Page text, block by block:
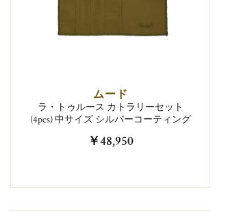
ムード
ラ・トゥルース カトラリーセット
(4pcs) 中サイズ シルバーコーティング
￥48,950